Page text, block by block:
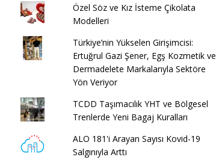
Özel Söz ve Kız İsteme Çikolata
Modelleri
Türkiye’nin Yükselen Girişimcisi:
Ertuğrul Gazi Şener, Egş Kozmetik ve
Dermadelete Markalarıyla Sektöre
Yön Veriyor
TCDD Taşımacılık YHT ve Bölgesel
Trenlerde Yeni Bagaj Kuralları
ALO 181'i Arayan Sayısı Kovid-19
Salgınıyla Arttı